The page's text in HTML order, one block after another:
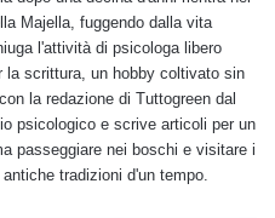
Majella, fuggendo dalla vita
l'attività di psicologa libero
la scrittura, un hobby coltivato sin
la redazione di Tuttogreen dal
psicologico e scrive articoli per un
passeggiare nei boschi e visitare i
tradizioni d'un tempo.